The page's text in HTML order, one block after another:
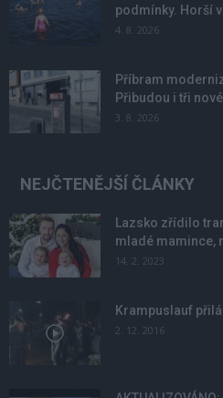
podmínky. Horší
4. 8. 2026
Příbram
Přibudou i tři
3. 8. 2026
NEJČTENĚJŠÍ ČLÁNKY
Lazsko zřídilo
mladé mamince,
14. 2. 2023
Krampuslauf
2. 12. 2016